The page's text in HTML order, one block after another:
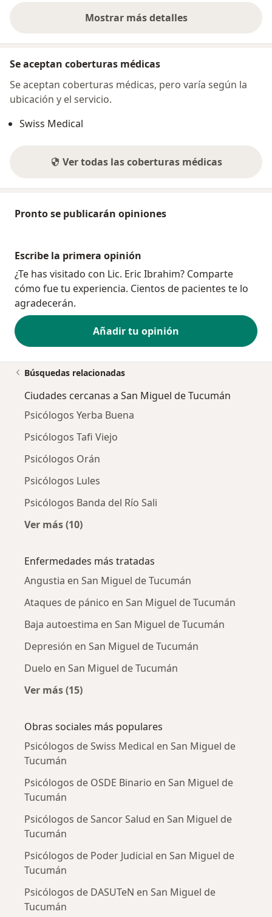
Mostrar más detalles
sobre la dirección
Se aceptan coberturas médicas
Se aceptan coberturas médicas, pero varía según la
ubicación y el servicio.
Swiss Medical
Ver todas las coberturas médicas
Pronto se publicarán opiniones
Escribe la primera opinión
¿Te has visitado con Lic. Eric Ibrahim? Comparte
cómo fue tu experiencia. Cientos de pacientes te lo
agradecerán.
Añadir tu opinión
Búsquedas relacionadas
Ciudades cercanas a San Miguel de Tucumán
Psicólogos Yerba Buena
Psicólogos Tafi Viejo
Psicólogos Orán
Psicólogos Lules
Psicólogos Banda del Río Sali
Ver más (10)
Enfermedades más tratadas
Angustia en San Miguel de Tucumán
Ataques de pánico en San Miguel de Tucumán
Baja autoestima en San Miguel de Tucumán
Depresión en San Miguel de Tucumán
Duelo en San Miguel de Tucumán
Ver más (15)
Obras sociales más populares
Psicólogos de Swiss Medical en San Miguel de
Tucumán
Psicólogos de OSDE Binario en San Miguel de
Tucumán
Psicólogos de Sancor Salud en San Miguel de
Tucumán
Psicólogos de Poder Judicial en San Miguel de
Tucumán
Psicólogos de DASUTeN en San Miguel de
Tucumán